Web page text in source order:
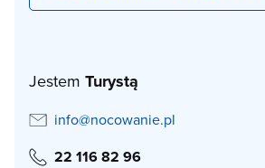
Jestem Turystą
info@nocowanie.pl
22 116 82 96